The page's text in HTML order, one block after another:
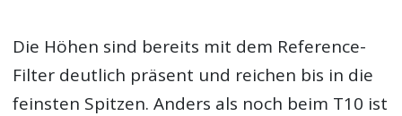
Die Höhen sind bereits mit dem Reference-
Filter deutlich präsent und reichen bis in die
feinsten Spitzen. Anders als noch beim T10 ist